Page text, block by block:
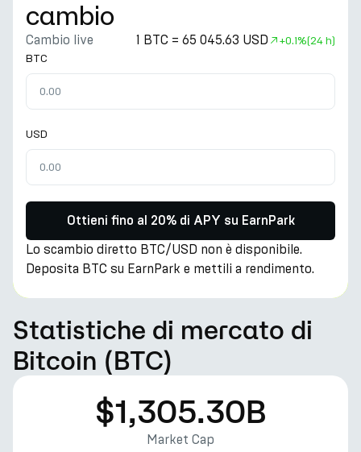
cambio
Cambio live 1 BTC = 65 045.63 USD +0.1%(24 h)
BTC
USD
Ottieni fino al 20% di APY su EarnPark
Lo scambio diretto BTC/USD non è disponibile.
Deposita BTC su EarnPark e mettili a rendimento.
Statistiche di mercato di
Bitcoin (BTC)
$1,305.30B
Market Cap